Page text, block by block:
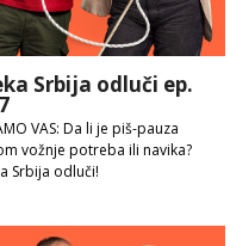
Srbija odluči ep.
VAS: Da li je piš-pauza
vožnje potreba ili navika?
Srbija odluči!